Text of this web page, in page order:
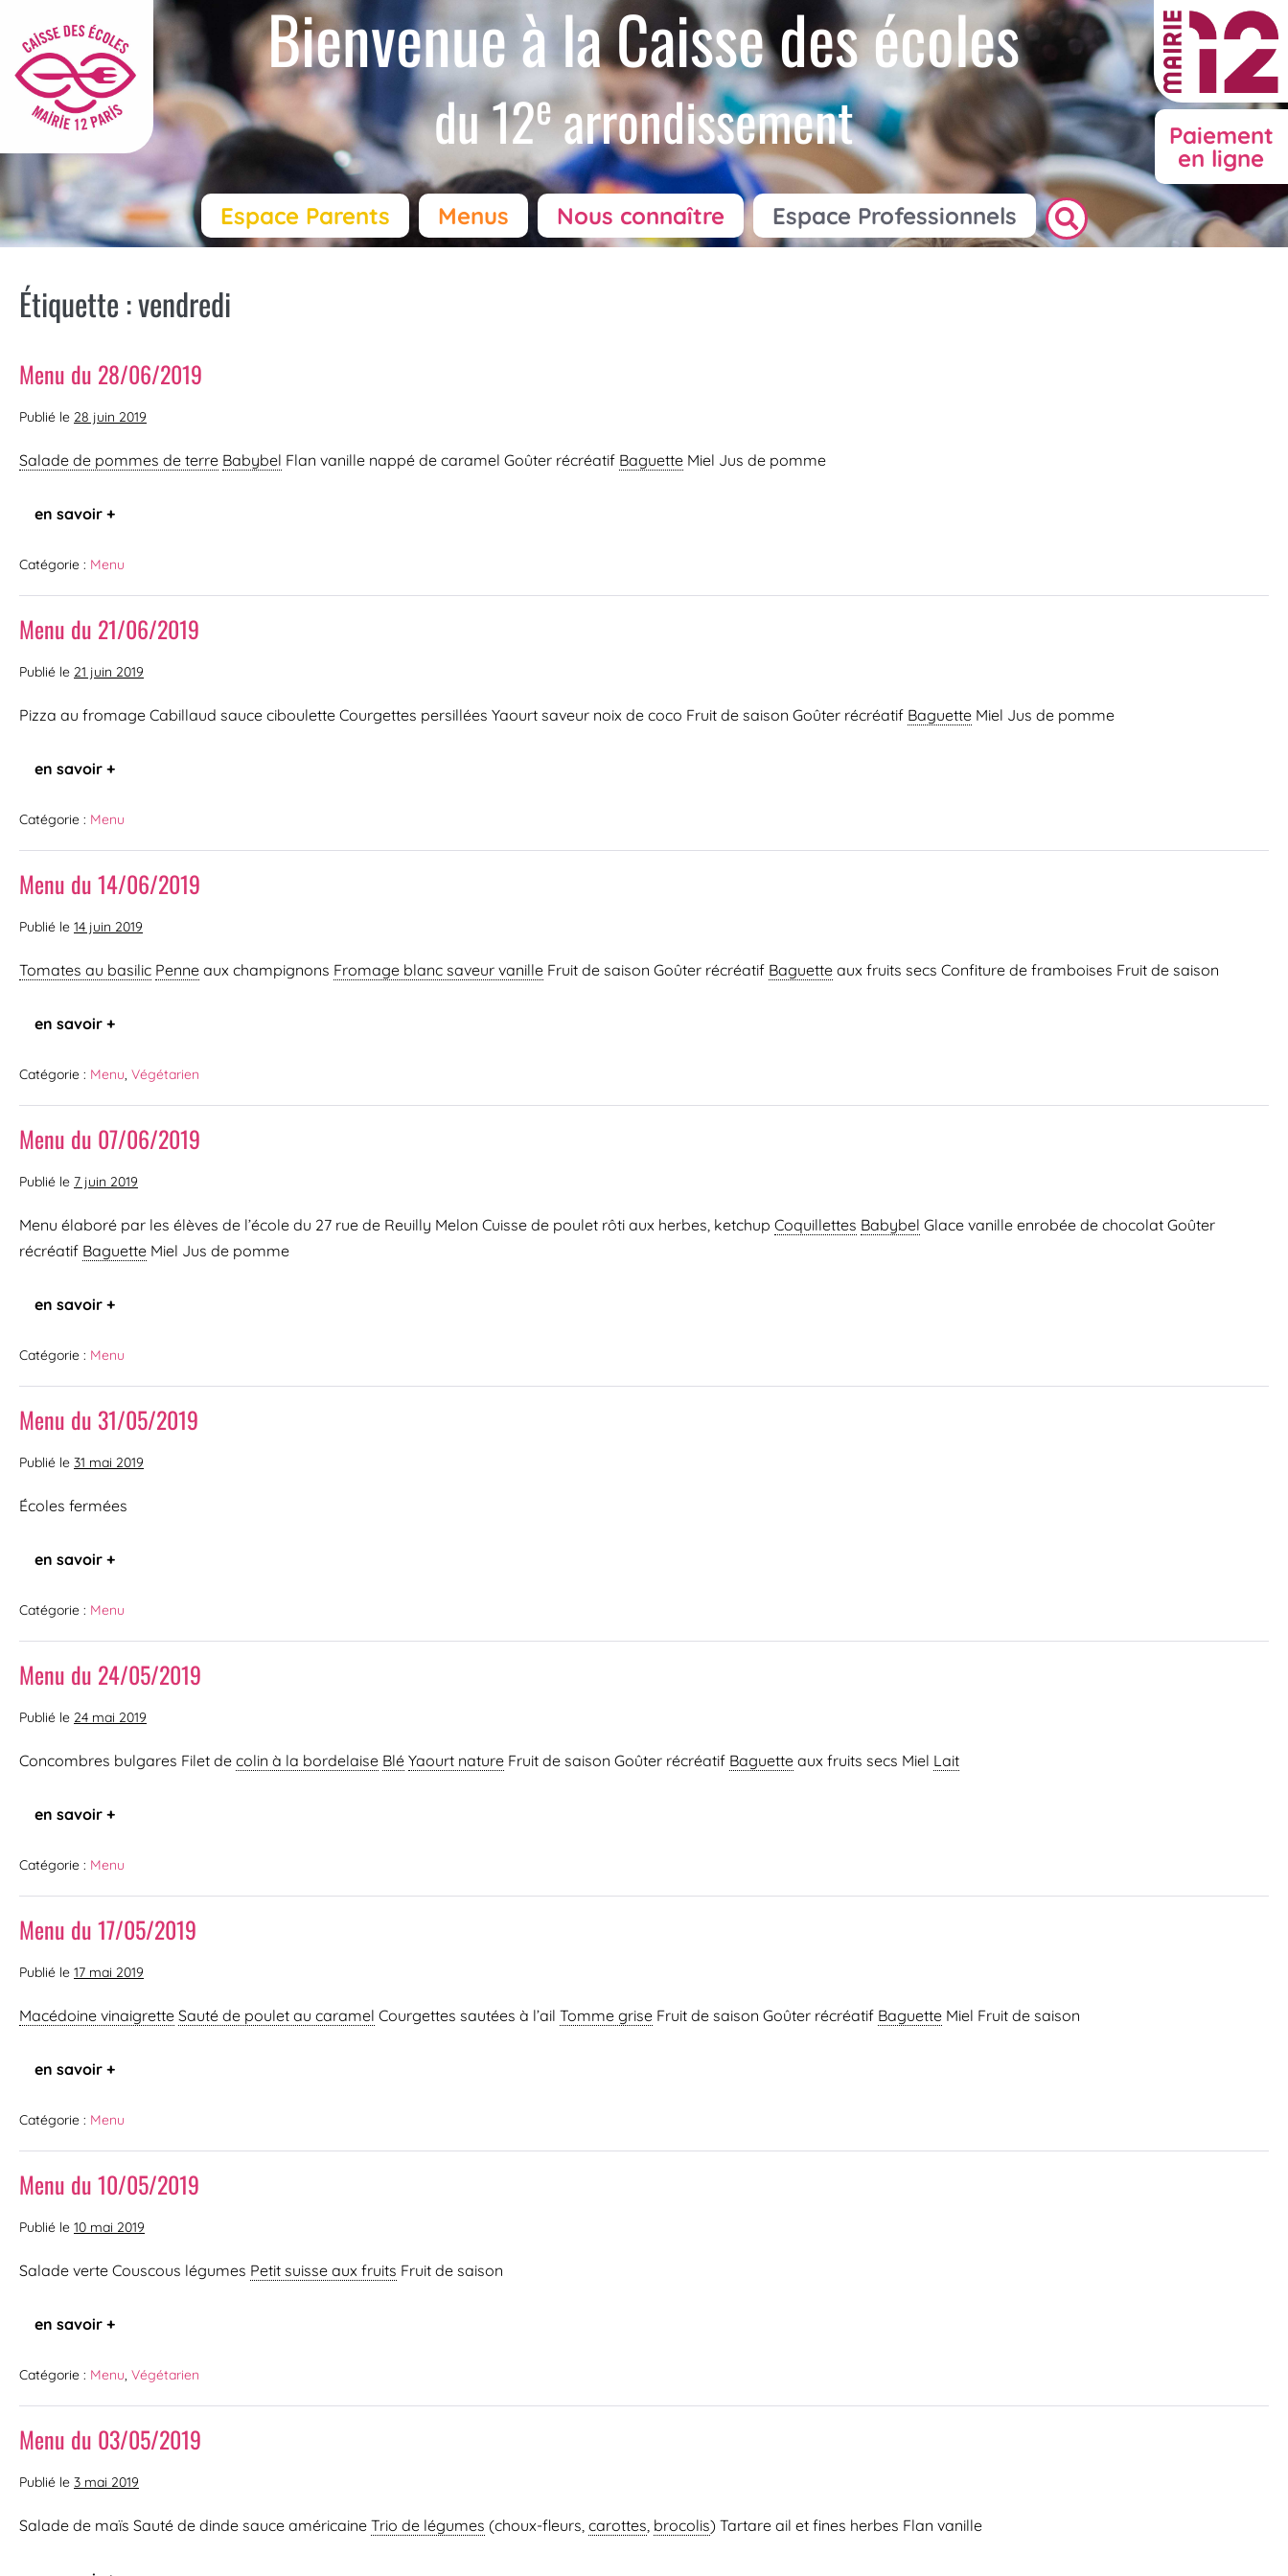
Bienvenue à la Caisse des écoles
du 12earrondissement
Paiement
en ligne
Espace Parents
Menus Nous connaître Espace Professionnels
Étiquette :vendredi
Menu du 28/06/2019
Publié le 28 juin 2019
Salade de pommes de terre Babybel Flan vanille nappé de caramel Goûter récréatif Baguette Miel Jus de pomme
en savoir +
Catégorie : Menu
Menu du 21/06/2019
Publié le 21 juin 2019
Pizza au fromage Cabillaud sauce ciboulette Courgettes persillées Yaourt saveur noix de coco Fruit de saison Goûter récréatif Baguette Miel Jus de pomme
en savoir +
Catégorie : Menu
Menu du 14/06/2019
Publié le 14 juin 2019
Tomates au basilic Penne aux champignons Fromage blanc saveur vanille Fruit de saison Goûter récréatif Baguette aux fruits secs Confiture de framboises Fruit de saison
en savoir +
Catégorie : Menu, Végétarien
Menu du 07/06/2019
Publié le 7 juin 2019
Menu élaboré par les élèves de l’école du 27 rue de Reuilly Melon Cuisse de poulet rôti aux herbes, ketchup Coquillettes Babybel Glace vanille enrobée de chocolat Goûter
récréatif Baguette Miel Jus de pomme
en savoir +
Catégorie : Menu
Menu du 31/05/2019
Publié le 31 mai 2019
Écoles fermées
en savoir +
Catégorie : Menu
Menu du 24/05/2019
Publié le 24 mai 2019
Concombres bulgares Filet de colin à la bordelaise Blé Yaourt nature Fruit de saison Goûter récréatif Baguette aux fruits secs Miel Lait
en savoir +
Catégorie : Menu
Menu du 17/05/2019
Publié le 17 mai 2019
Macédoine vinaigrette Sauté de poulet au caramel Courgettes sautées à l’ail Tomme grise Fruit de saison Goûter récréatif Baguette Miel Fruit de saison
en savoir +
Catégorie : Menu
Menu du 10/05/2019
Publié le 10 mai 2019
Salade verte Couscous légumes Petit suisse aux fruits Fruit de saison
en savoir +
Catégorie : Menu, Végétarien
Menu du 03/05/2019
Publié le 3 mai 2019
Salade de maïs Sauté de dinde sauce américaine Trio de légumes (choux-fleurs, carottes, brocolis) Tartare ail et fines herbes Flan vanille